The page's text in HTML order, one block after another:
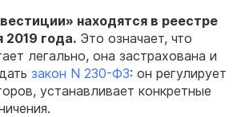
находятся в реестре
года. Это означает, что
легально, она застрахована и
закон N 230-ФЗ: он регулирует
устанавливает конкретные